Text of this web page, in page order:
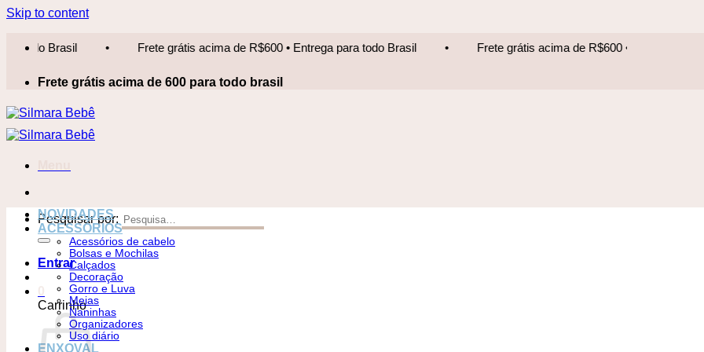
Skip to content
Frete grátis acima de R$600 • Entrega para todo Brasil • Frete grátis acima de R$600 • Entrega para todo Brasil
Frete grátis acima de 600 para todo brasil
Pesquisar por:
Entrar
Carrinho
NOVIDADES
ACESSÓRIOS
Acessórios de cabelo
Bolsas e Mochilas
Calçados
Decoração
Gorro e Luva
Meias
Naninhas
Organizadores
Uso diário
ENXOVAL